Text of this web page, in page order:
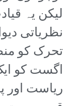
لیکن یہ
نظریاتی
اگست کو
ریاست اور